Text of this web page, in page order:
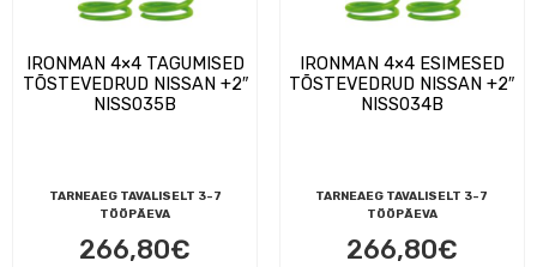
IRONMAN 4×4 TAGUMISED
TÕSTEVEDRUD NISSAN +2″
NISS035B
TARNEAEG TAVALISELT 3-7
TÖÖPÄEVA
266,80€
IRONMAN 4×4 ESIMESED
TÕSTEVEDRUD NISSAN +2″
NISS034B
TARNEAEG TAVALISELT 3-7
TÖÖPÄEVA
266,80€